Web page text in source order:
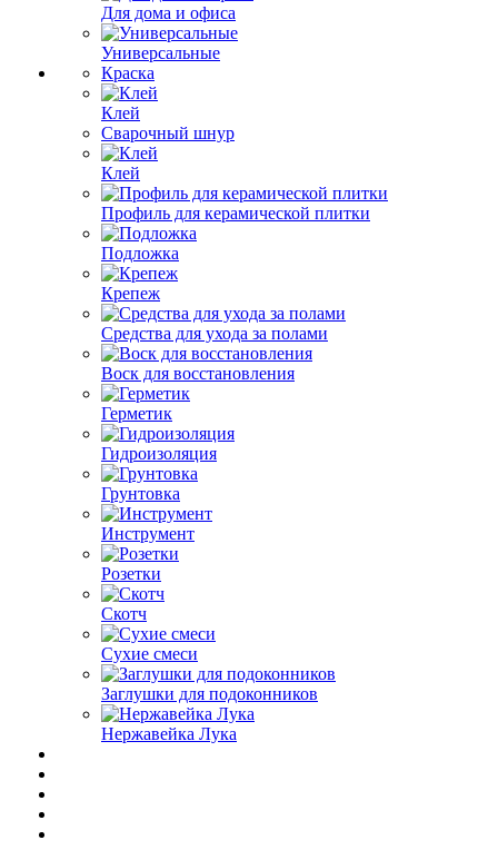
Для дома и офиса
Универсальные
Краска
Клей
Сварочный шнур
Клей
Профиль для керамической плитки
Подложка
Крепеж
Средства для ухода за полами
Воск для восстановления
Герметик
Гидроизоляция
Грунтовка
Инструмент
Розетки
Скотч
Сухие смеси
Заглушки для подоконников
Нержавейка Лука